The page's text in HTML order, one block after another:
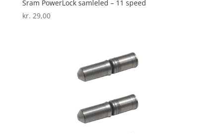
Sram PowerLock samleled – 11 speed
kr. 29,00